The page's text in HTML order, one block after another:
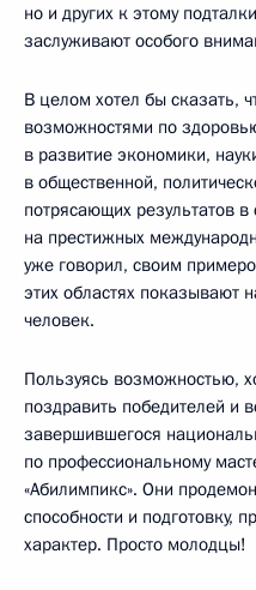
но и других к этому
заслуживают особого
В целом хотел бы сказать,
возможностями по
в развитие экономики,
в общественной,
потрясающих результатов
на престижных
уже говорил, своим
этих областях показывают
человек.
Пользуясь возможностью,
поздравить победителей и
завершившегося
по профессиональному
«Абилимпикс». Они
способности и подготовку,
характер. Просто молодцы!